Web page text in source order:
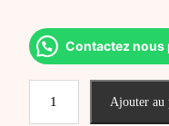
Contactez
Ajouter au